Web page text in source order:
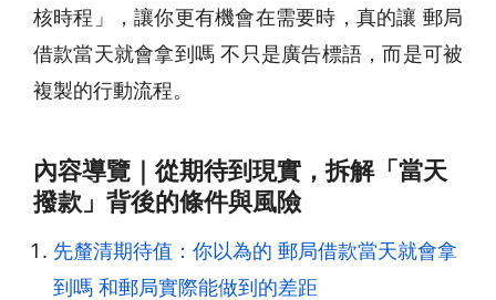
核時程」，讓你更有機會在需要時，真的讓 郵局
借款當天就會拿到嗎 不只是廣告標語，而是可被
複製的行動流程。
內容導覽｜從期待到現實，拆解「當天
撥款」背後的條件與風險
先釐清期待值：你以為的 郵局借款當天就會拿
到嗎 和郵局實際能做到的差距